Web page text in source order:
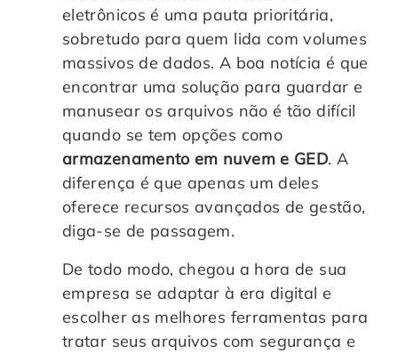
Auditoria de Processos
Transformação Digital
Gestão do Departamento Pessoal
Controle e Organização de Documentos Físicos
Guarda de Documentos
Consultoria Documental
eletrônicos é uma pauta prioritária,
sobretudo para quem lida com volumes
massivos de dados. A boa notícia é que
encontrar uma solução para guardar e
manusear os arquivos não é tão difícil
quando se tem opções como
armazenamento em nuvem e GED. A
diferença é que apenas um deles
oferece recursos avançados de gestão,
diga-se de passagem.
De todo modo, chegou a hora de sua
empresa se adaptar à era digital e
escolher as melhores ferramentas para
tratar seus arquivos com segurança e